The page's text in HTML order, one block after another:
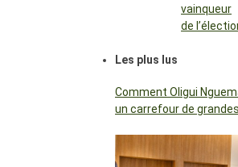
vainqueur
de
Les plus lus
Comment Oligui
un carrefour de